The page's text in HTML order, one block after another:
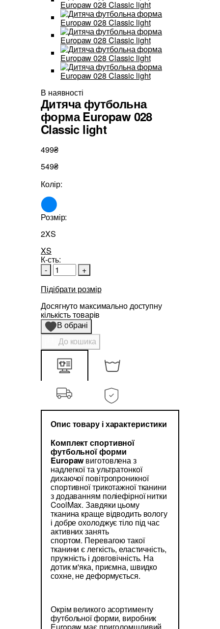
В наявності
Дитяча футбольна
форма Europaw 028
Classic light
499₴
549₴
Колір:
Розмір:
2XS
XS
К-сть:
-
+
Підібрати розмір
Досягнуто максимально доступну
кількість товарів
В обрані
До кошика
Опис товару і характеристики
Комплект спортивної
футбольної форми
Europawвиготовлена з
надлегкої та ультратонкої
дихаючої повітропроникної
спортивної трикотажної тканини
з додаванням поліефірної нитки
CoolMax. Завдяки цьому
тканина краще відводить вологу
і добре охолоджує тіло під час
активних занять
спортом. Перевагою такої
тканини є легкість, еластичність,
пружність і довговічність. На
дотик м'яка, приємна, швидко
сохне, не деформується.
Окрім великого асортименту
футбольної форми, виробник